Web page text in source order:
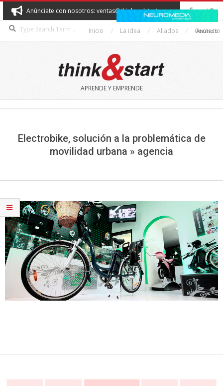
Skip
to
content
Anúnciate con nosotros: ventas@thinkandstart.com
Inicio La idea Aliados Contacto
THINK&START
APRENDE Y EMPRENDE
Anuncio
Electrobike, solución a la problemática de
movilidad urbana » agencia